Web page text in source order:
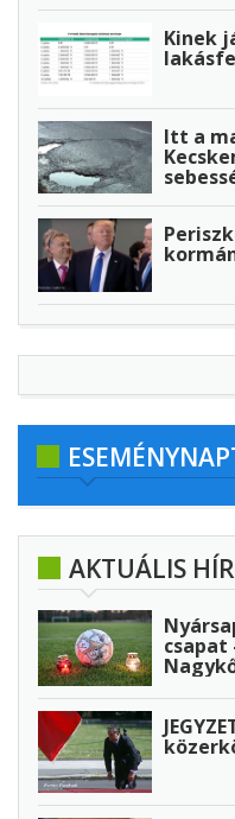
Kinek
Itt a
AKTUÁLIS